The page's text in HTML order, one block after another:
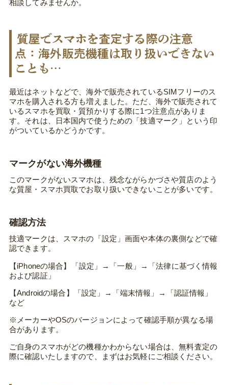
相談してみませんか。
質屋でスマホを査定する際の注意
点：海外販売機種は取り扱いできない
ことも…
最近はネットなどで、海外で販売されているSIMフリーのス
マホを購入される方も増えました。ただ、海外で販売されて
いるスマホを買取・質預かりする際に1つ注意点がありま
す。それは、日本国内で使うための「技適マーク」という印
がついているかどうかです。
マークがない海外機種
このマークがないスマホは、残念ながらかづさや質店のよう
な質屋・スマホ買取でお取り扱いできないことが多いです。
確認方法
技適マークは、スマホの「設定」画面や本体の裏側などで確
認できます。
【iPhoneの場合】「設定」→「一般」→「法律に基づく情報
および認証」
【Androidの場合】「設定」→「端末情報」→「認証情報」
など
※メーカーやOSのバージョンによって確認手順が異なる場
合があります。
ご自身のスマホがどの機種かわからない場合は、無料査定の
際に確認いたしますので、まずはお気軽にご相談ください。